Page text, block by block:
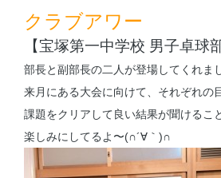
クラブアワー
【宝塚第一中学校 男子卓球部
部長と副部長の二人が登場してくれま
来月にある大会に向けて、それぞれの
課題をクリアして良い結果が聞けるこ
楽しみにしてるよ〜(∩´∀｀)∩